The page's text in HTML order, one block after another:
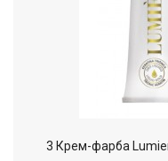
3 Крем-фарба